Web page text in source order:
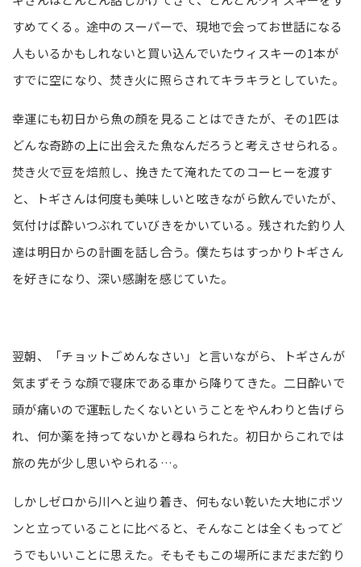
すめてくる。途中のスーパーで、現地で会ってお世話になる
人もいるかもしれないと買い込んでいたウィスキーの1本が
すでに空になり、焚き火に照らされてキラキラとしていた。
幸運にも初日から魚の顔を見ることはできたが、その1匹は
どんな奇跡の上に出会えた魚なんだろうと考えさせられる。
焚き火で豆を焙煎し、挽きたて淹れたてのコーヒーを渡す
と、トギさんは何度も美味しいと呟きながら飲んでいたが、
気付けば酔いつぶれていびきをかいている。残された釣り人
達は明日からの計画を話し合う。僕たちはすっかりトギさん
を好きになり、深い感謝を感じていた。
翌朝、「チョットごめんなさい」と言いながら、トギさんが
気まずそうな顔で寝床である車から降りてきた。二日酔いで
頭が痛いので運転したくないということをやんわりと告げら
れ、何か薬を持ってないかと尋ねられた。初日からこれでは
旅の先が少し思いやられる…。
しかしゼロから川へと辿り着き、何もない乾いた大地にポツ
ンと立っていることに比べると、そんなことは全くもってど
うでもいいことに思えた。そもそもこの場所にまだまだ釣り